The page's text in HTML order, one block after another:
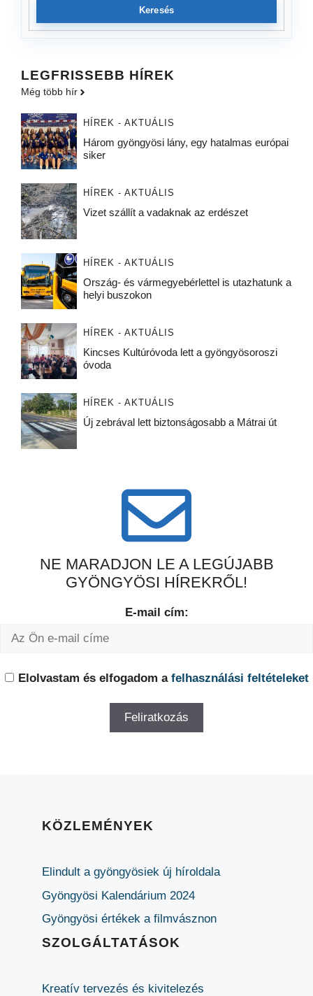
Keresés
LEGFRISSEBB HÍREK
Még több hír
HÍREK - AKTUÁLIS
Három gyöngyösi lány, egy hatalmas európai
siker
HÍREK - AKTUÁLIS
Vizet szállít a vadaknak az erdészet
HÍREK - AKTUÁLIS
Ország- és vármegyebérlettel is utazhatunk a
helyi buszokon
HÍREK - AKTUÁLIS
Kincses Kultúróvoda lett a gyöngyösoroszi
óvoda
HÍREK - AKTUÁLIS
Új zebrával lett biztonságosabb a Mátrai út
NE MARADJON LE A LEGÚJABB
GYÖNGYÖSI HÍREKRŐL!
E-mail cím:
Elolvastam és elfogadom a felhasználási feltételeket
KÖZLEMÉNYEK
Elindult a gyöngyösiek új híroldala
Gyöngyösi Kalendárium 2024
Gyöngyösi értékek a filmvásznon
SZOLGÁLTATÁSOK
Kreatív tervezés és kivitelezés